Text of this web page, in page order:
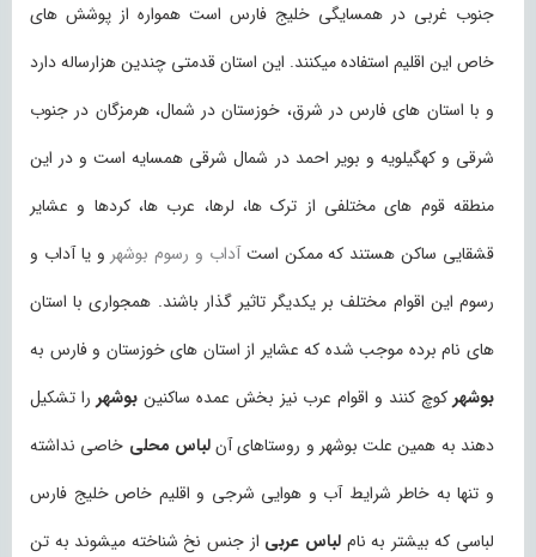
جنوب غربی در همسایگی خلیج فارس است همواره از پوشش های
خاص این اقلیم استفاده میکنند. این استان قدمتی چندین هزارساله دارد
و با استان های فارس در شرق، خوزستان در شمال، هرمزگان در جنوب
شرقی و کهگیلویه و بویر احمد در شمال شرقی همسایه است و در این
منطقه قوم های مختلفی از ترک ها، لرها، عرب ها، کردها و عشایر
قشقایی ساکن هستند که ممکن استآداب و رسوم بوشهر و یا آداب و
رسوم این اقوام مختلف بر یکدیگر تاثیر گذار باشند. همجواری با استان
های نام برده موجب شده که عشایر از استان های خوزستان و فارس به
بوشهر کوچ کنند و اقوام عرب نیز بخش عمده ساکنینبوشهر را تشکیل
دهند به همین علت بوشهر و روستاهای آنلباس محلی خاصی نداشته
و تنها به خاطر شرایط آب و هوایی شرجی و اقلیم خاص خلیج فارس
لباسی که بیشتر به نام لباس عربی از جنس نخ شناخته میشوند به تن